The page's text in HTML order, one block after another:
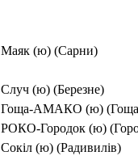
Маяк (ю) (Сарни)
Случ (ю) (Березне)
Гоща-АМАКО (ю)
РОКО-Городок (ю)
Сокіл (ю) (Радивилів)